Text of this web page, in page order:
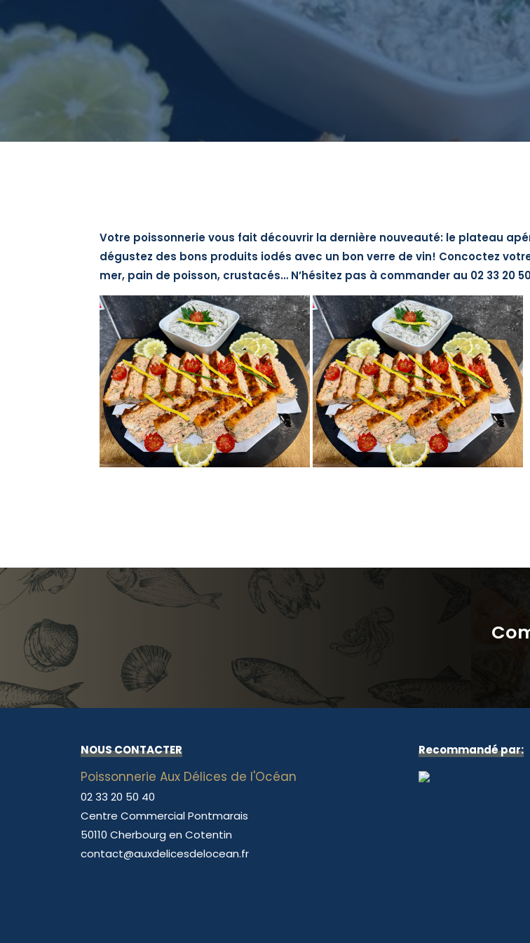
Votre poissonnerie vous fait découvrir la dernière nouveauté: le plateau
dégustez des bons produits iodés avec un bon verre de vin! Concoctez
mer, pain de poisson, crustacés… N’hésitez pas à commander au 02 33 20
NOUS CONTACTER
Poissonnerie Aux Délices de l'Océan
02 33 20 50 40
Centre Commercial Pontmarais
50110 Cherbourg en Cotentin
contact@auxdelicesdelocean.fr
Recommandé par: